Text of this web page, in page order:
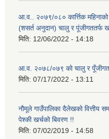
आ.व.. २०७९/०८० कार्त्तिक
(शसर्त अनुदान) चालु र पूंजीगततर्फ
मिति: 12/06/2022 - 14:18
आ.व. २०७८/०७९ को चालु र पूँजीगत
मिति: 07/17/2022 - 13:11
नौमूले गाउँपालिका दैलेखको वित्तीय
पेश्की खर्चको बिवरण !!
मिति: 07/02/2019 - 14:58